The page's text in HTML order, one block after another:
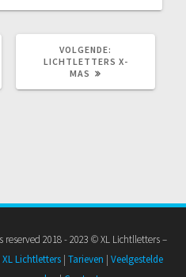
VOLGENDE:
BERICHT:
LICHTLETTERS X-
MAS
reserved 2018 - 2023 © XL Lichtlletters –
XL Lichtletters | Tarieven | Veelgestelde